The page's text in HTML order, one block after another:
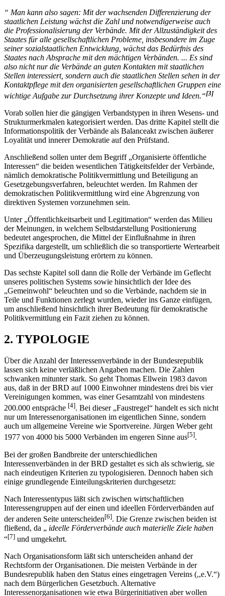
“ Man kann also sagen: Mit der wachsenden Differenzierung der
staatlichen Leistung wächst die Zahl und notwendigerweise auch
die Professionalisierung der Verbände. Mit der Allzuständigkeit des
Staates für alle gesellschaftlichen Probleme, insbesondere im Zuge
seiner sozialstaatlichen Entwicklung, wächst das Bedürfnis des
Staates nach Absprache mit den mächtigen Verbänden. ... Es sind
also nicht nur die Verbände an guten Kontakten mit staatlichen
Stellen interessiert, sondern auch die staatlichen Stellen sehen in der
Kontaktpflege mit den organisierten gesellschaftlichen Gruppen eine
wichtige Aufgabe zur Durchsetzung ihrer Konzepte und Ideen.“[3]
Vorab sollen hier die gängigen Verbandstypen in ihren Wesens- und
Strukturmerkmalen kategorisiert werden. Das dritte Kapitel stellt die
Informationspolitik der Verbände als Balanceakt zwischen äußerer
Loyalität und innerer Demokratie auf den Prüfstand.
Anschließend sollen unter dem Begriff „Organisierte öffentliche
Interessen“ die beiden wesentlichen Tätigkeitsfelder der Verbände,
nämlich demokratische Politikvermittlung und Beteiligung an
Gesetzgebungsverfahren, beleuchtet werden. Im Rahmen der
demokratischen Politikvermittlung wird eine Abgrenzung von
direktiven Systemen vorzunehmen sein.
Unter „Öffentlichkeitsarbeit und Legitimation“ werden das Milieu
der Meinungen, in welchem Selbstdarstellung Positionierung
bedeutet angesprochen, die Mittel der Einflußnahme in ihren
Spezifika dargestellt, um schließlich die so transportierte Wertearbeit
und Überzeugungsleistung erörtern zu können.
Das sechste Kapitel soll dann die Rolle der Verbände im Geflecht
unseres politischen Systems sowie hinsichtlich der Idee des
„Gemeinwohl“ beleuchten und so die Verbände, nachdem sie in
Teile und Funktionen zerlegt wurden, wieder ins Ganze einfügen,
um anschließend hinsichtlich ihrer Bedeutung für demokratische
Politikvermittlung ein Fazit ziehen zu können.
2. TYPOLOGIE
Über die Anzahl der Interessenverbände in der Bundesrepublik
lassen sich keine verläßlichen Angaben machen. Die Zahlen
schwanken mitunter stark. So geht Thomas Ellwein 1983 davon
aus, daß in der BRD auf 1000 Einwohner mindestens drei bis vier
Vereinigungen kommen, was einer Gesamtzahl von mindestens
200.000 entspräche [4]. Bei dieser „Faustregel“ handelt es sich nicht
nur um Interessenorganisationen im eigentlichen Sinne, sondern
auch um allgemeine Vereine wie Sportvereine. Jürgen Weber geht
1977 von 4000 bis 5000 Verbänden im engeren Sinne aus[5].
Bei der großen Bandbreite der unterschiedlichen
Interessenverbänden in der BRD gestaltet es sich als schwierig, sie
nach eindeutigen Kriterien zu typologisieren. Dennoch haben sich
einige grundlegende Einteilungskriterien durchgesetzt:
Nach Interessentypus läßt sich zwischen wirtschaftlichen
Interessengruppen auf der einen und ideellen Förderverbänden auf
der anderen Seite unterscheiden[6]. Die Grenze zwischen beiden ist
fließend, da „ ideelle Förderverbände auch materielle Ziele haben
“[7] und umgekehrt.
Nach Organisationsform läßt sich unterscheiden anhand der
Rechtsform der Organisationen. Die meisten Verbände in der
Bundesrepublik haben den Status eines eingetragen Vereins (,,e.V.“)
nach dem Bürgerlichen Gesetzbuch. Alternative
Interessenorganisationen wie etwa Bürgerinitiativen aber wollen